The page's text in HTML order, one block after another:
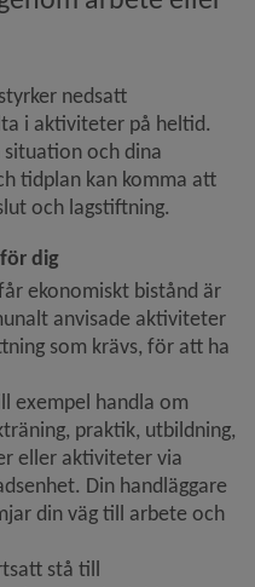
nedsatt
i aktiviteter på heltid.
och dina
tidplan kan komma att
och lagstiftning.
dig
ekonomiskt bistånd är
anvisade aktiviteter
som krävs, för att ha
exempel handla om
praktik, utbildning,
eller aktiviteter via
Din handläggare
din väg till arbete och
stå till